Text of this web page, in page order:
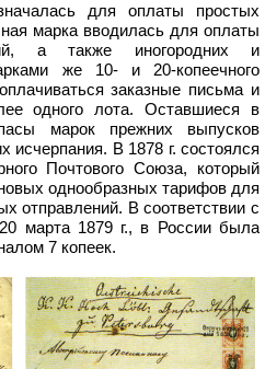
для оплаты простых
марка вводилась для оплаты
а также иногородних и
же 10- и 20-копеечного
заказные письма и
одного лота. Оставшиеся в
марок прежних выпусков
исчерпания. В 1878 г. состоялся
Почтового Союза, который
однообразных тарифов для
отправлений. В соответствии с
марта 1879 г., в России была
7 копеек.